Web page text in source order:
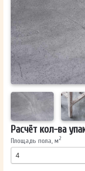
Ваши данные
Расчёт кол-ва
Площадь пола, м2